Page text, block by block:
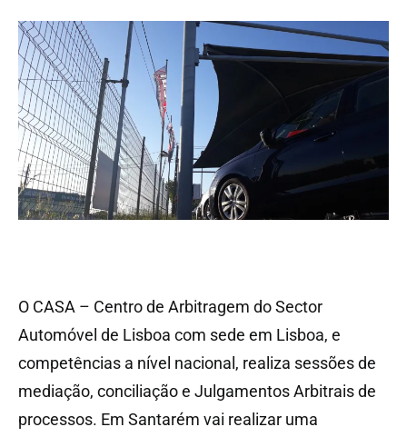
O CASA – Centro de Arbitragem do Sector
Automóvel de Lisboa com sede em Lisboa, e
competências a nível nacional, realiza sessões de
mediação, conciliação e Julgamentos Arbitrais de
processos. Em Santarém vai realizar uma